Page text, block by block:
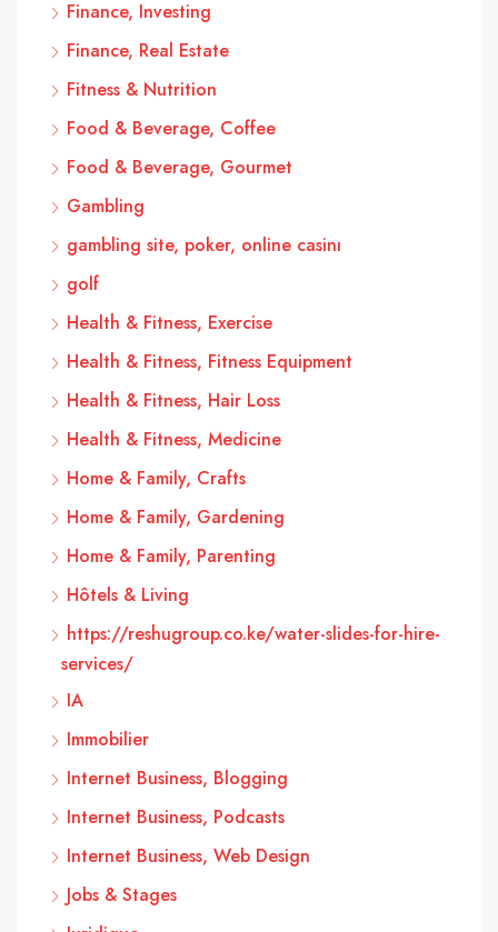
Finance, Investing
Finance, Real Estate
Fitness & Nutrition
Food & Beverage, Coffee
Food & Beverage, Gourmet
Gambling
gambling site, poker, online casinı
golf
Health & Fitness, Exercise
Health & Fitness, Fitness Equipment
Health & Fitness, Hair Loss
Health & Fitness, Medicine
Home & Family, Crafts
Home & Family, Gardening
Home & Family, Parenting
Hôtels & Living
https://reshugroup.co.ke/water-slides-for-hire-
services/
IA
Immobilier
Internet Business, Blogging
Internet Business, Podcasts
Internet Business, Web Design
Jobs & Stages